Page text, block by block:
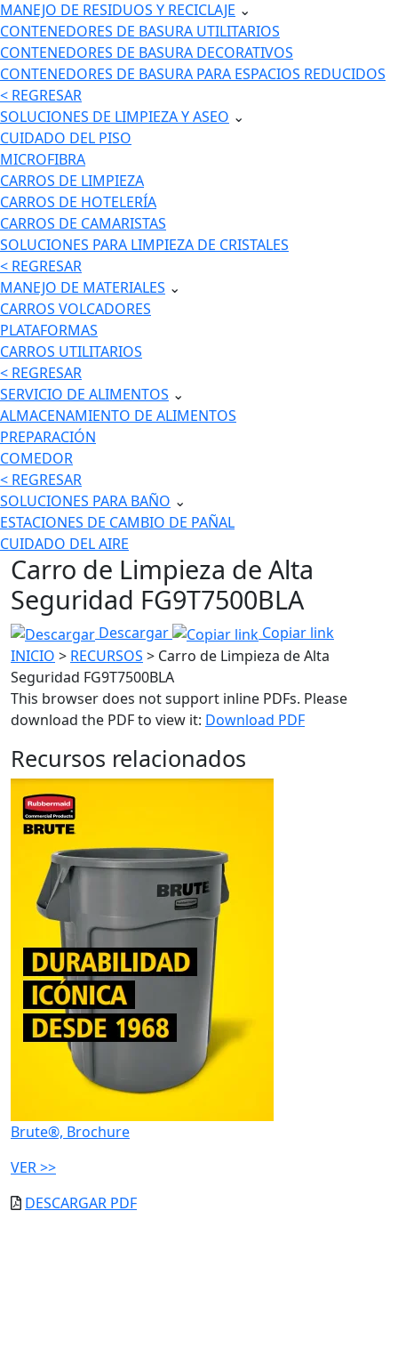
MANEJO DE RESIDUOS Y RECICLAJE ⌄
CONTENEDORES DE BASURA UTILITARIOS
CONTENEDORES DE BASURA DECORATIVOS
CONTENEDORES DE BASURA PARA ESPACIOS REDUCIDOS
< REGRESAR
SOLUCIONES DE LIMPIEZA Y ASEO ⌄
CUIDADO DEL PISO
MICROFIBRA
CARROS DE LIMPIEZA
CARROS DE HOTELERÍA
CARROS DE CAMARISTAS
SOLUCIONES PARA LIMPIEZA DE CRISTALES
< REGRESAR
MANEJO DE MATERIALES ⌄
CARROS VOLCADORES
PLATAFORMAS
CARROS UTILITARIOS
< REGRESAR
SERVICIO DE ALIMENTOS ⌄
ALMACENAMIENTO DE ALIMENTOS
PREPARACIÓN
COMEDOR
< REGRESAR
SOLUCIONES PARA BAÑO ⌄
ESTACIONES DE CAMBIO DE PAÑAL
CUIDADO DEL AIRE
Carro de Limpieza de Alta
Seguridad FG9T7500BLA
Descargar
Copiar link
INICIO > RECURSOS > Carro de Limpieza de Alta
Seguridad FG9T7500BLA
This browser does not support inline PDFs. Please
download the PDF to view it: Download PDF
Recursos relacionados
Brute®, Brochure
VER >>
DESCARGAR PDF